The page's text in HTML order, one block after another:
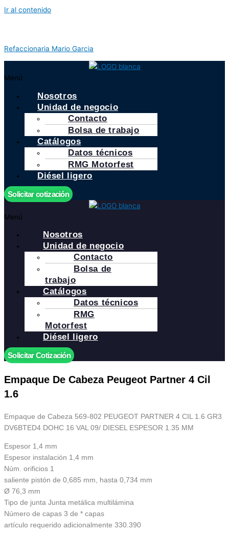
Ir al contenido
Refaccionaria Mario Garcia
Menú
Nosotros
Unidad de negocio
Contacto
Bolsa de trabajo
Catálogos
Datos técnicos
RMG Motorfest
Diésel ligero
Solicitar cotización
Menú
Nosotros
Unidad de negocio
Contacto
Bolsa de
trabajo
Catálogos
Datos técnicos
RMG
Motorfest
Diésel ligero
Solicitar Cotización
Empaque De Cabeza Peugeot Partner 4 Cil
1.6
Empaque de Cabeza 569-802 PEUGEOT PARTNER 4 CIL 1.6 GR3
DV6BTED4 DOHC 16 VAL 09/ DIESEL ESPESOR 1.35 MM
Espesor 1,4 mm
Espesor instalación 1,4 mm
Núm. orificios 1
saliente pistón de 0,685 mm, hasta 0,734 mm
Ø 76,3 mm
Tipo de junta Junta metálica multilámina
Número de capas 3 de * capas
artículo requerido adicionalmente 330.390